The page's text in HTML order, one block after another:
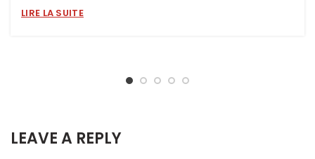
LIRE LA SUITE
LEAVE A REPLY